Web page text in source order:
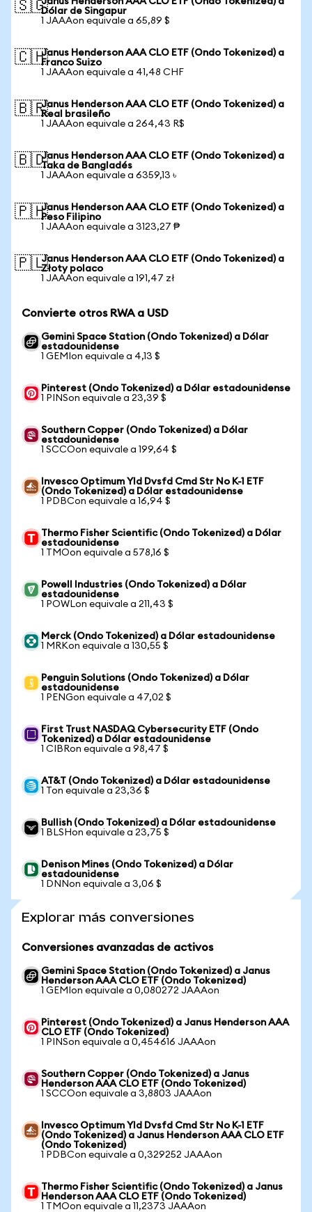
🇸🇬Dólar de Singapur
1 JAAAon equivale a 65,89 $
🇨🇭Janus Henderson AAA CLO ETF (Ondo Tokenized) a
Franco Suizo
1 JAAAon equivale a 41,48 CHF
🇧🇷Janus Henderson AAA CLO ETF (Ondo Tokenized) a
Real brasileño
1 JAAAon equivale a 264,43 R$
🇧🇩Janus Henderson AAA CLO ETF (Ondo Tokenized) a
Taka de Bangladés
1 JAAAon equivale a 6359,13 ৳
🇵🇭Janus Henderson AAA CLO ETF (Ondo Tokenized) a
Peso Filipino
1 JAAAon equivale a 3123,27 ₱
🇵🇱Janus Henderson AAA CLO ETF (Ondo Tokenized) a
Złoty polaco
1 JAAAon equivale a 191,47 zł
Convierte otros RWA a USD
Gemini Space Station (Ondo Tokenized) a Dólar
estadounidense
1 GEMIon equivale a 4,13 $
Pinterest (Ondo Tokenized) a Dólar estadounidense
1 PINSon equivale a 23,39 $
Southern Copper (Ondo Tokenized) a Dólar
estadounidense
1 SCCOon equivale a 199,64 $
Invesco Optimum Yld Dvsfd Cmd Str No K-1 ETF
(Ondo Tokenized) a Dólar estadounidense
1 PDBCon equivale a 16,94 $
Thermo Fisher Scientific (Ondo Tokenized) a Dólar
estadounidense
1 TMOon equivale a 578,16 $
Powell Industries (Ondo Tokenized) a Dólar
estadounidense
1 POWLon equivale a 211,43 $
Merck (Ondo Tokenized) a Dólar estadounidense
1 MRKon equivale a 130,55 $
Penguin Solutions (Ondo Tokenized) a Dólar
estadounidense
1 PENGon equivale a 47,02 $
First Trust NASDAQ Cybersecurity ETF (Ondo
Tokenized) a Dólar estadounidense
1 CIBRon equivale a 98,47 $
AT&T (Ondo Tokenized) a Dólar estadounidense
1 Ton equivale a 23,36 $
Bullish (Ondo Tokenized) a Dólar estadounidense
1 BLSHon equivale a 23,75 $
Denison Mines (Ondo Tokenized) a Dólar
estadounidense
1 DNNon equivale a 3,06 $
Explorar más conversiones
Conversiones avanzadas de activos
Gemini Space Station (Ondo Tokenized) a Janus
Henderson AAA CLO ETF (Ondo Tokenized)
1 GEMIon equivale a 0,080272 JAAAon
Pinterest (Ondo Tokenized) a Janus Henderson AAA
CLO ETF (Ondo Tokenized)
1 PINSon equivale a 0,454616 JAAAon
Southern Copper (Ondo Tokenized) a Janus
Henderson AAA CLO ETF (Ondo Tokenized)
1 SCCOon equivale a 3,8803 JAAAon
Invesco Optimum Yld Dvsfd Cmd Str No K-1 ETF
(Ondo Tokenized) a Janus Henderson AAA CLO ETF
(Ondo Tokenized)
1 PDBCon equivale a 0,329252 JAAAon
Thermo Fisher Scientific (Ondo Tokenized) a Janus
Henderson AAA CLO ETF (Ondo Tokenized)
1 TMOon equivale a 11,2373 JAAAon